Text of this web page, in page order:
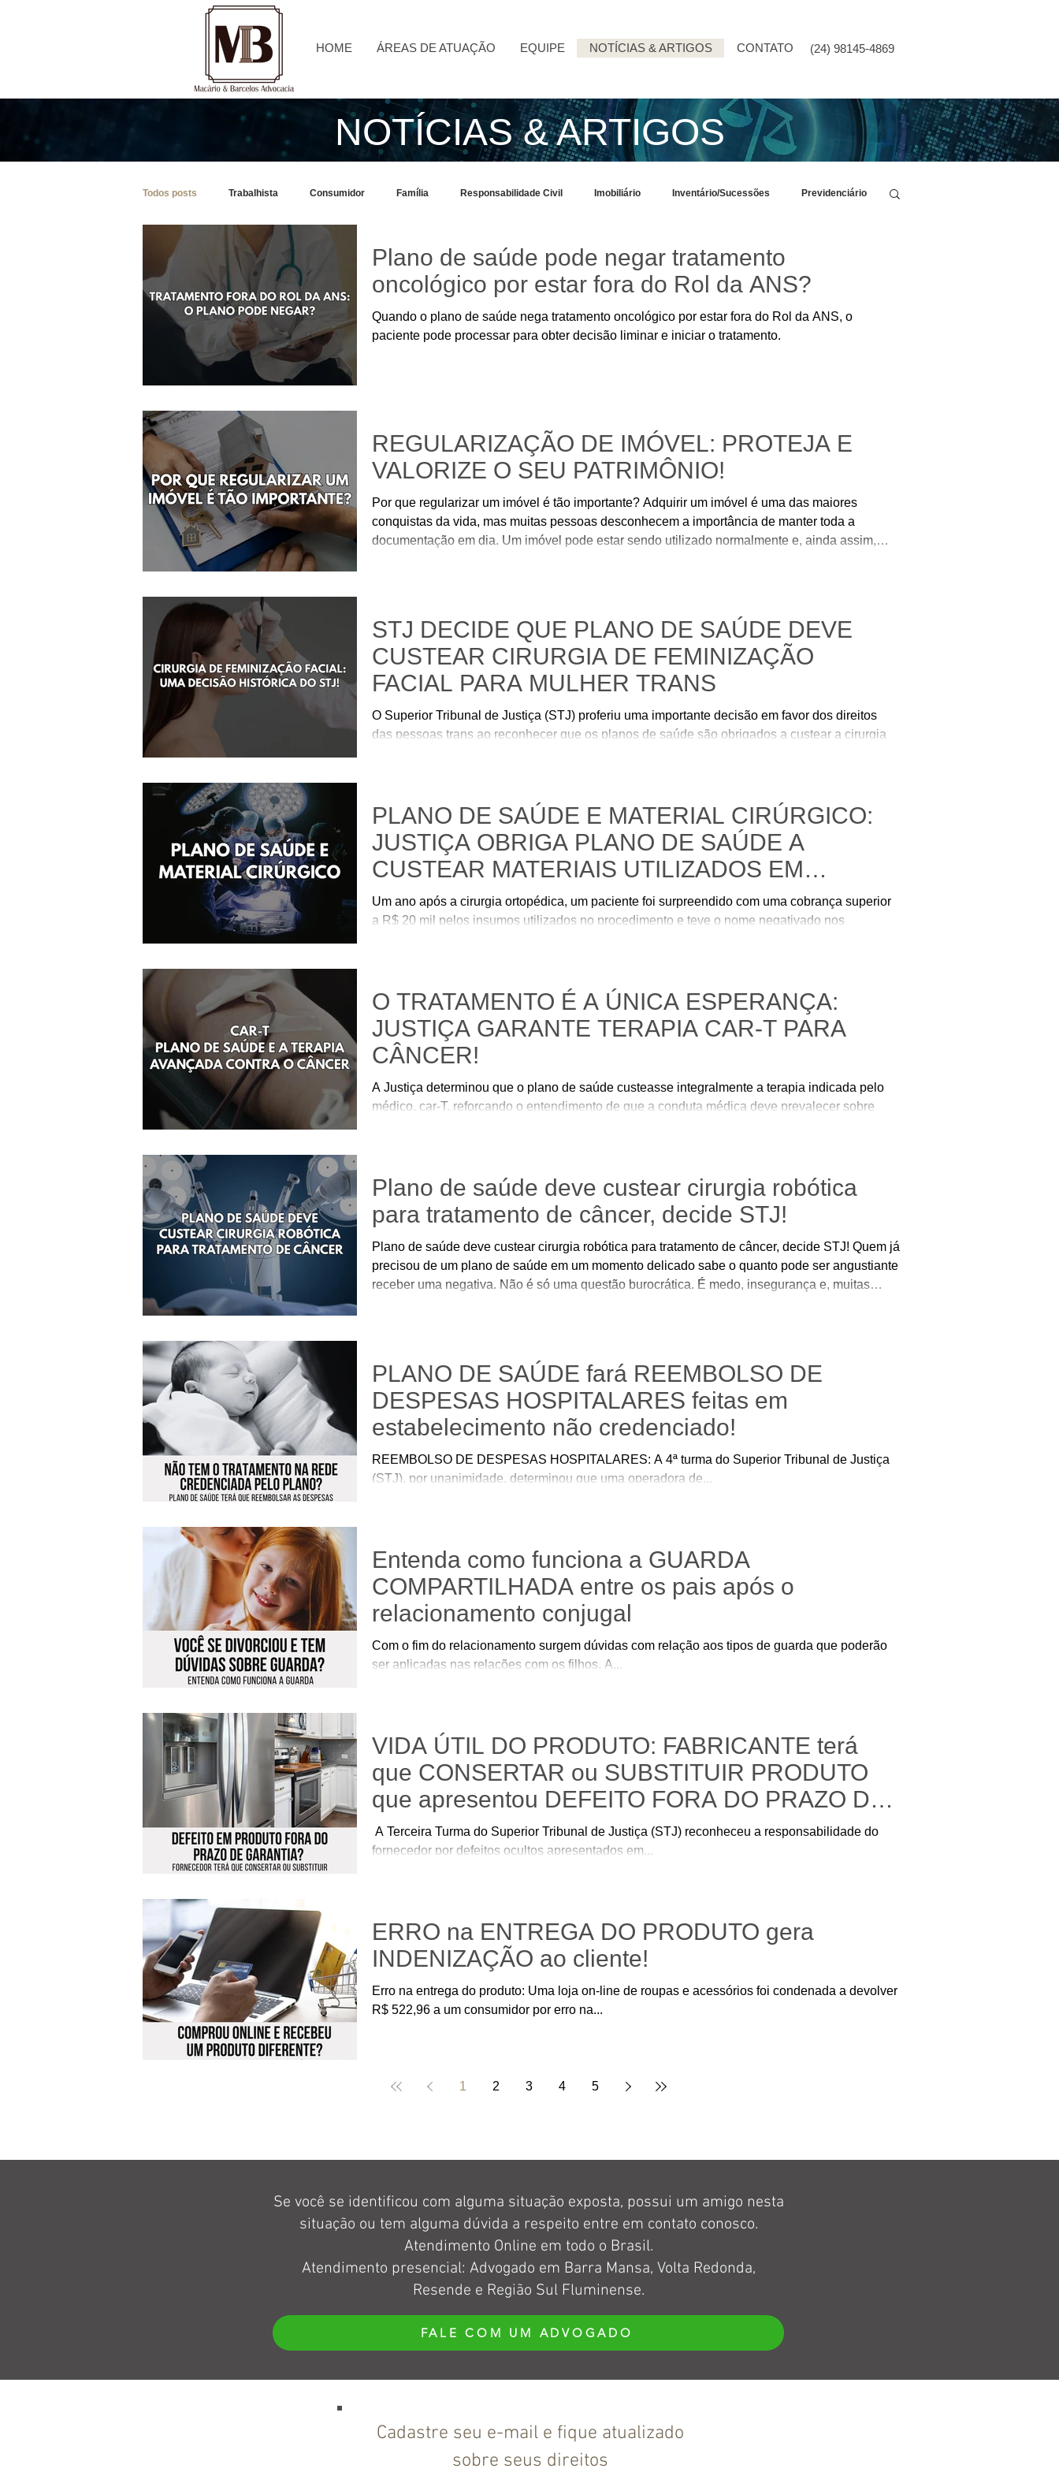
HOME ÁREAS DE ATUAÇÃO EQUIPE NOTÍCIAS & ARTIGOS CONTATO (24) 98145-4869
NOTÍCIAS & ARTIGOS
Todos posts Trabalhista Consumidor Família Responsabilidade Civil Imobiliário Inventário/Sucessões Previdenciário
Processo Civil COVID-19Plano de saúde pode negar tratamento
oncológico por estar fora do Rol da ANS?
Quando o plano de saúde nega tratamento oncológico por estar fora do Rol da ANS, o
paciente pode processar para obter decisão liminar e iniciar o tratamento.
REGULARIZAÇÃO DE IMÓVEL: PROTEJA E
VALORIZE O SEU PATRIMÔNIO!
Por que regularizar um imóvel é tão importante? Adquirir um imóvel é uma das maiores
conquistas da vida, mas muitas pessoas desconhecem a importância de manter toda a
documentação em dia. Um imóvel pode estar sendo utilizado normalmente e, ainda assim,
STJ DECIDE QUE PLANO DE SAÚDE DEVE
CUSTEAR CIRURGIA DE FEMINIZAÇÃO
FACIAL PARA MULHER TRANS
O Superior Tribunal de Justiça (STJ) proferiu uma importante decisão em favor dos direitos
das pessoas trans ao reconhecer que os planos de saúde são obrigados a custear a cirurgia
PLANO DE SAÚDE E MATERIAL CIRÚRGICO:
JUSTIÇA OBRIGA PLANO DE SAÚDE A
CUSTEAR MATERIAIS UTILIZADOS EM
CIRURGIA
Um ano após a cirurgia ortopédica, um paciente foi surpreendido com uma cobrança superior
a R$ 20 mil pelos insumos utilizados no procedimento e teve o nome negativado nos
consumidor dos cadastros de inadimplentes em pou
O TRATAMENTO É A ÚNICA ESPERANÇA:
JUSTIÇA GARANTE TERAPIA CAR-T PARA
CÂNCER!
A Justiça determinou que o plano de saúde custeasse integralmente a terapia indicada pelo
médico, car-T, reforçando o entendimento de que a conduta médica deve prevalecer sobre
Plano de saúde deve custear cirurgia robótica
para tratamento de câncer, decide STJ!
Plano de saúde deve custear cirurgia robótica para tratamento de câncer, decide STJ! Quem já
precisou de um plano de saúde em um momento delicado sabe o quanto pode ser angustiante
receber uma negativa. Não é só uma questão burocrática. É medo, insegurança e, muitas
PLANO DE SAÚDE fará REEMBOLSO DE
DESPESAS HOSPITALARES feitas em
estabelecimento não credenciado!
REEMBOLSO DE DESPESAS HOSPITALARES: A 4ª turma do Superior Tribunal de Justiça
(STJ), por unanimidade, determinou que uma operadora de...
Entenda como funciona a GUARDA
COMPARTILHADA entre os pais após o
relacionamento conjugal
Com o fim do relacionamento surgem dúvidas com relação aos tipos de guarda que poderão
ser aplicadas nas relações com os filhos. A...
VIDA ÚTIL DO PRODUTO: FABRICANTE terá
que CONSERTAR ou SUBSTITUIR PRODUTO
que apresentou DEFEITO FORA DO PRAZO DE
GARANTIA
​ A Terceira Turma do Superior Tribunal de Justiça (STJ) reconheceu a responsabilidade do
fornecedor por defeitos ocultos apresentados em...
ERRO na ENTREGA DO PRODUTO gera
INDENIZAÇÃO ao cliente!
Erro na entrega do produto: Uma loja on-line de roupas e acessórios foi condenada a devolver
R$ 522,96 a um consumidor por erro na...
1 2 3 4 5
Se você se identificou com alguma situação exposta, possui um amigo nesta
situação ou tem alguma dúvida a respeito entre em contato conosco.
Atendimento Online em todo o Brasil.
Atendimento presencial: Advogado em Barra Mansa, Volta Redonda,
Resende e Região Sul Fluminense.
FALE COM UM ADVOGADO
Cadastre seu e-mail e fique atualizado
sobre seus direitos